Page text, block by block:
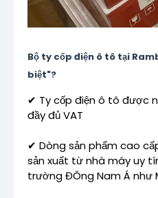
Bộ ty cốp điện ô tô tại
biệt"?
✔ Ty cốp điện ô tô được
đầy đủ VAT
✔ Dòng sản phẩm cao
sản xuất từ nhà máy uy
trường ĐÔng Nam Á như